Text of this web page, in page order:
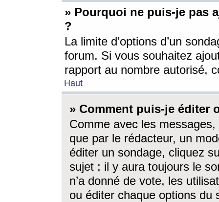
» Pourquoi ne puis-je pas
?
La limite d’options d’un
forum. Si vous souhaitez
rapport au nombre autorisé,
Haut
» Comment puis-je éditer
Comme avec les
que par le rédacteur, un
éditer un sondage, cliquez
sujet ; il y aura toujours le
n’a donné de vote, les
ou éditer chaque options du